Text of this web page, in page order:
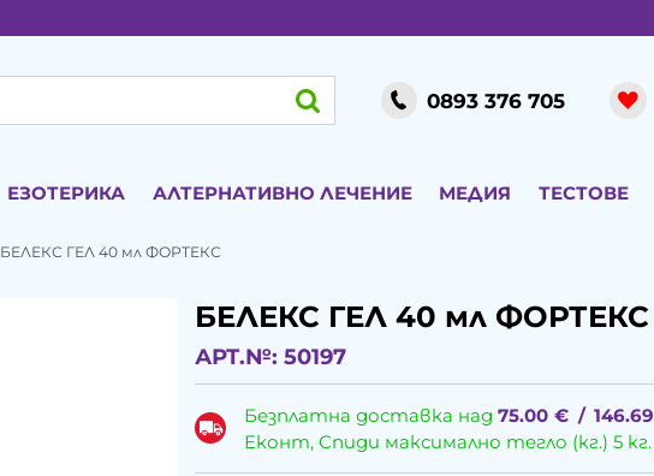
0893 376 705
ЕЗОТЕРИКА АЛТЕРНАТИВНО ЛЕЧЕНИЕ МЕДИЯ ТЕСТОВЕ
БЕЛЕКС ГЕЛ 40 мл ФОРТЕКС
БЕЛЕКС ГЕЛ 40 мл ФОРТЕКС
АРТ.№: 50197
Безплатна доставка над75.00 € / 146.69
Еконт, Спиди максимално тегло (кг.) 5 кг.